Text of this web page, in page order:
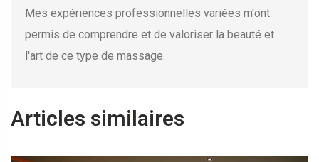
Mes expériences professionnelles variées m'ont
permis de comprendre et de valoriser la beauté et
l'art de ce type de massage.
Articles similaires